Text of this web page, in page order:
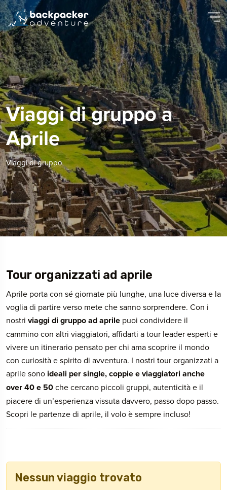
Viaggi di gruppo a
Aprile
Viaggi di gruppo
Tour organizzati ad aprile
Aprile porta con sé giornate più lunghe, una luce diversa e la
voglia di partire verso mete che sanno sorprendere. Con i
nostri viaggi di gruppo ad aprile puoi condividere il
cammino con altri viaggiatori, affidarti a tour leader esperti e
vivere un itinerario pensato per chi ama scoprire il mondo
con curiosità e spirito di avventura. I nostri tour organizzati a
aprile sono ideali per single, coppie e viaggiatori anche
over 40 e 50che cercano piccoli gruppi, autenticità e il
piacere di un’esperienza vissuta davvero, passo dopo passo.
Scopri le partenze di aprile, il volo è sempre incluso!
Nessun viaggio trovato